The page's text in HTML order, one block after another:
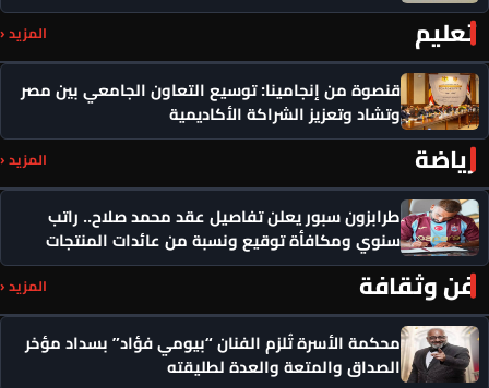
تعليم المزيد ‹
قنصوة من إنجامينا: توسيع التعاون الجامعي بين مصر
وتشاد وتعزيز الشراكة الأكاديمية
رياضة المزيد ‹
طرابزون سبور يعلن تفاصيل عقد محمد صلاح.. راتب
سنوي ومكافأة توقيع ونسبة من عائدات المنتجات
فن وثقافة المزيد ‹
محكمة الأسرة تُلزم الفنان “بيومي فؤاد” بسداد مؤخر
الصداق والمتعة والعدة لطليقته